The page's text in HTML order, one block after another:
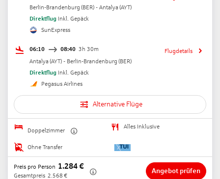
Berlin-Brandenburg (BER) - Antalya (AYT)
Direktflug Inkl. Gepäck
SunExpress
06:10 08:40 3h 30m
Antalya (AYT) - Berlin-Brandenburg (BER)
Direktflug Inkl. Gepäck
Pegasus Airlines
Flugdetails
Alternative Flüge
Doppelzimmer
Alles Inklusive
Ohne Transfer
Preis pro Person 1.284€
Gesamtpreis 2.568 €
Angebot prüfen